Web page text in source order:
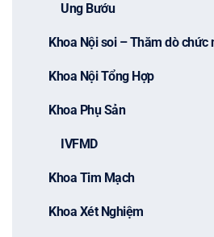
Ung Bướu
Khoa Nội soi – Thăm dò chức
Khoa Nội Tổng Hợp
Khoa Phụ Sản
IVFMD
Khoa Tim Mạch
Khoa Xét Nghiệm